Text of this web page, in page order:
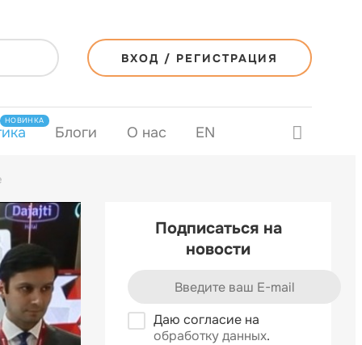
ВХОД / РЕГИСТРАЦИЯ
НОВИНКА
Блоги О нас EN
Подписаться на
новости
Даю согласие на
обработку данных.